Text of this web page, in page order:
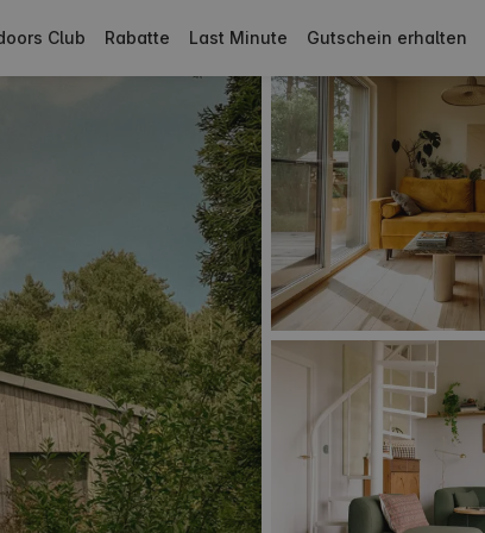
Club Rabatte Last Minute Gutschein erhalten